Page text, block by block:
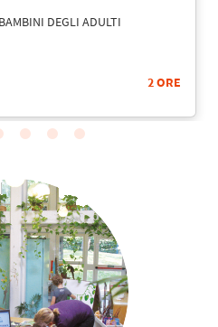
DEGLI ADULTI
2 ORE